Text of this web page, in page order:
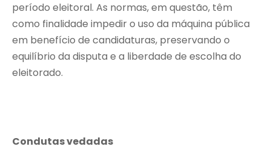
período eleitoral. As normas, em questão, têm
como finalidade impedir o uso da máquina pública
em benefício de candidaturas, preservando o
equilíbrio da disputa e a liberdade de escolha do
eleitorado.
Condutas vedadas